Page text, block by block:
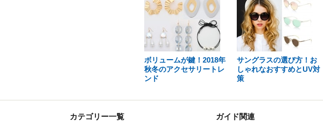
ボリュームが鍵！2018年
秋冬のアクセサリートレ
ンド
サングラスの選び方！お
しゃれなおすすめとUV対
策
カテゴリー一覧 ガイド関連